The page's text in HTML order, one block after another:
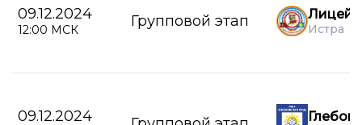
09.12.2024
12:00 МСК Групповой этап Лицей
Истра
09.12.2024